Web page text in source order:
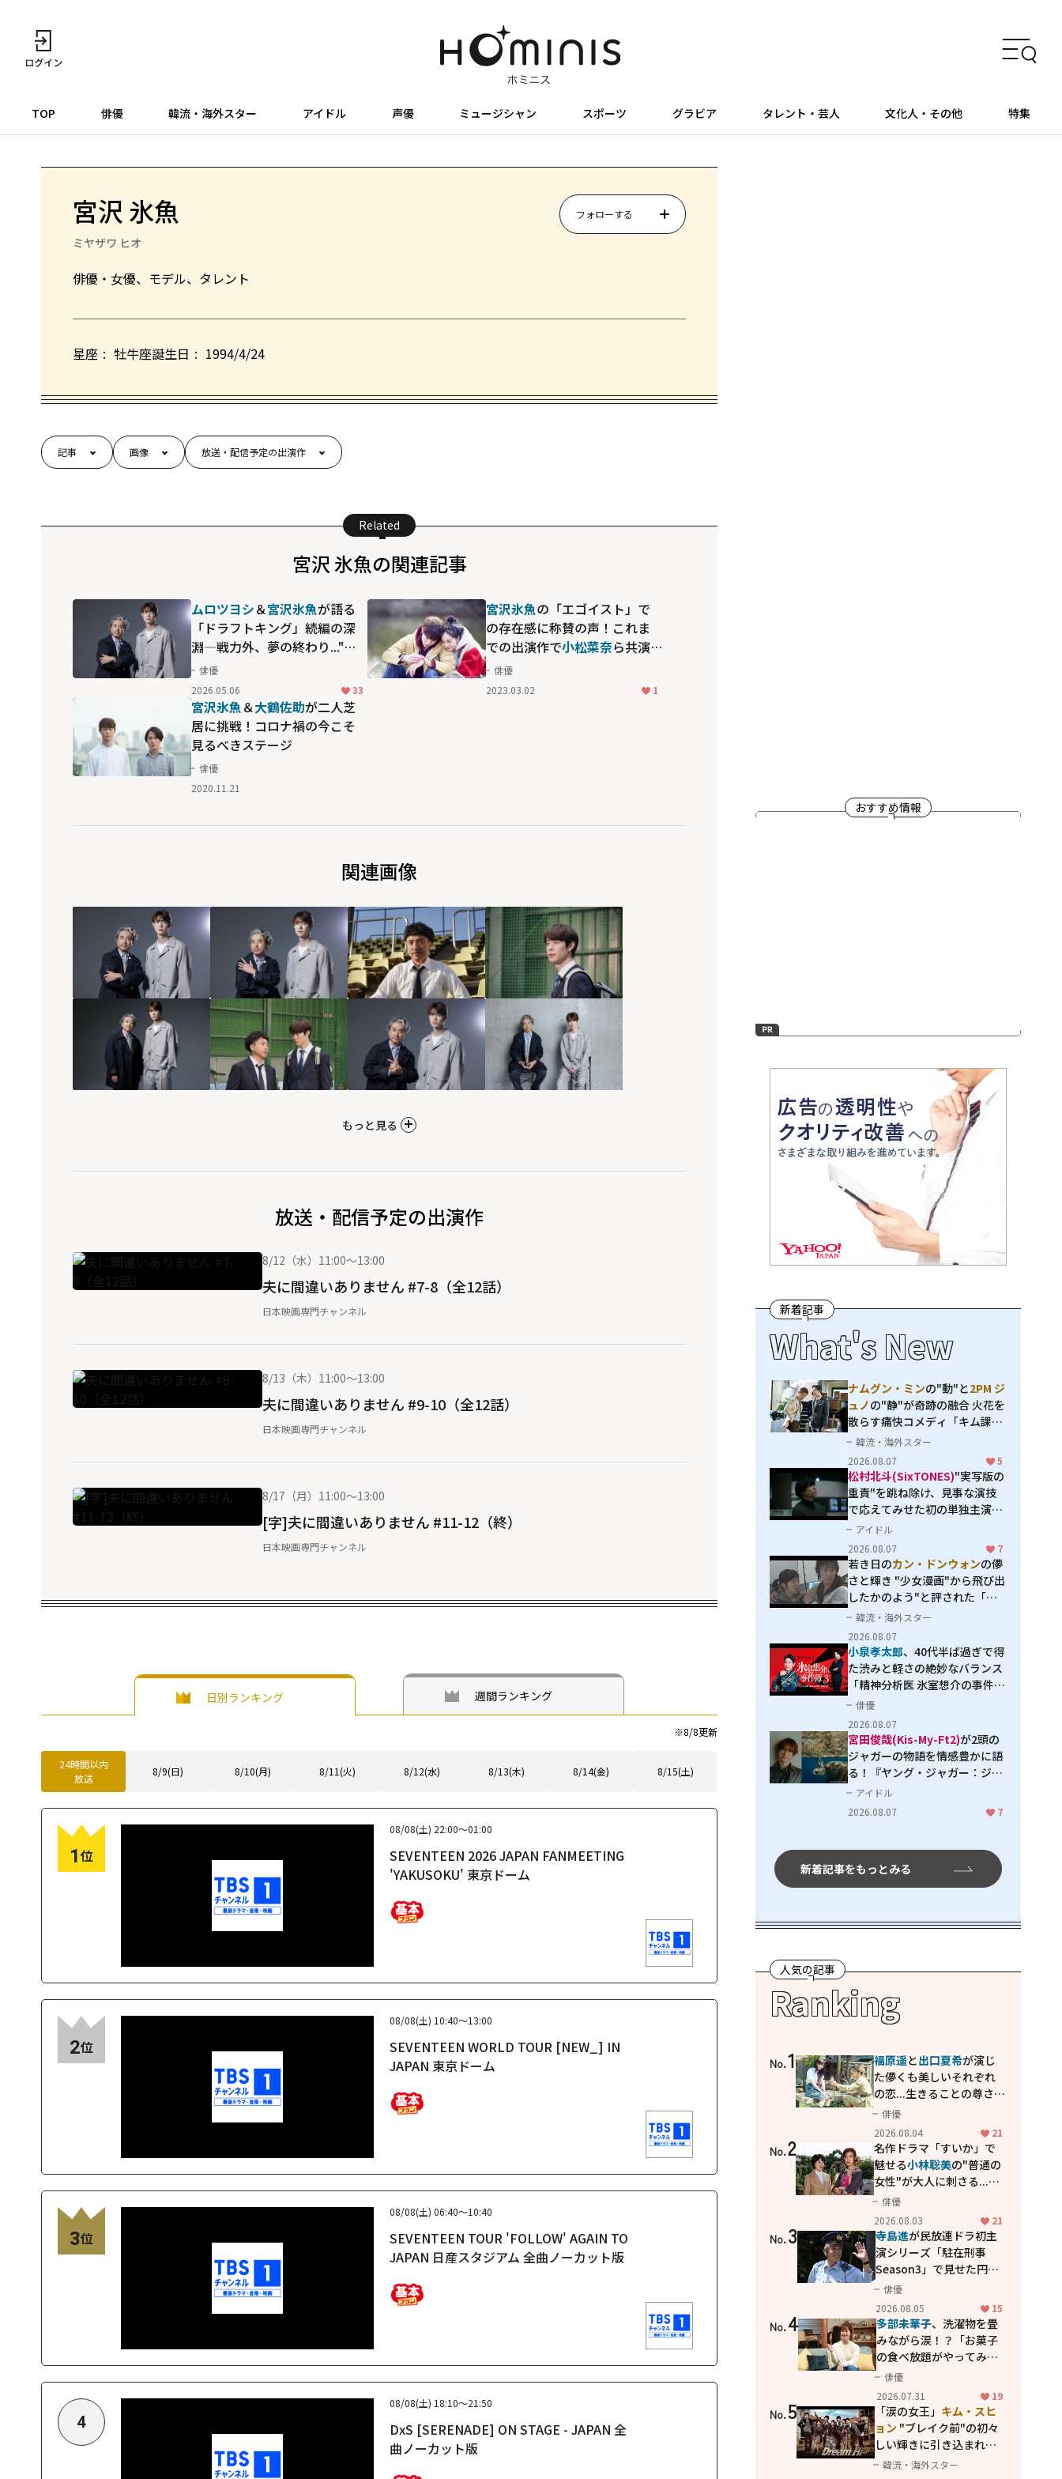
TOP 俳優 韓流・海外スター アイドル 声優 ミュージシャン スポーツ グラビア タレント・芸人 文化人・その他 特集
宮沢 氷魚
ミヤザワ ヒオ
俳優・女優、モデル、タレント
フォローする
星座 牡牛座誕生日 1994/4/24
記事 画像 放送・配信予定の出演作
Related
宮沢 氷魚の関連記事
ムロツヨシ＆宮沢氷魚が語る
「ドラフトキング」続編の深
淵―戦力外、夢の終わり..."ボ
ーダーライン"の向こう側を描
く喜び
俳優
2026.05.06
33
宮沢氷魚の「エゴイスト」で
の存在感に称賛の声！これま
での出演作で小松菜奈ら共演
者と作り上げた純度の高いラ
ブシーン
俳優
2023.03.02
1
宮沢氷魚＆大鶴佐助が二人芝
居に挑戦！コロナ禍の今こそ
見るべきステージ
俳優
2020.11.21
関連画像
もっと見る
放送・配信予定の出演作
8/12（水）11:00～13:00
夫に間違いありません #7-8（全12話）
日本映画専門チャンネル
8/13（木）11:00～13:00
夫に間違いありません #9-10（全12話）
日本映画専門チャンネル
8/17（月）11:00～13:00
[字]夫に間違いありません #11-12（終）
日本映画専門チャンネル
日別ランキング 週間ランキング
※8/8更新
24時間以内
放送
8/9(日) 8/10(月) 8/11(火) 8/12(水) 8/13(木) 8/14(金) 8/15(土)
1位
08/08(土) 22:00～01:00
SEVENTEEN 2026 JAPAN FANMEETING
'YAKUSOKU' 東京ドーム
2位
08/08(土) 10:40～13:00
SEVENTEEN WORLD TOUR [NEW_] IN
JAPAN 東京ドーム
3位
08/08(土) 06:40～10:40
SEVENTEEN TOUR 'FOLLOW' AGAIN TO
JAPAN 日産スタジアム 全曲ノーカット版
4
08/08(土) 18:10～21:50
DxS [SERENADE] ON STAGE - JAPAN 全
曲ノーカット版
おすすめ情報
新着記事
What's New
ナムグン・ミンの"動"と2PM ジ
ュノの"静"が奇跡の融合 火花を
散らす痛快コメディ「キム課長
とソ理事～Bravo! Your Life
～」
韓流・海外スター
2026.08.07
5
松村北斗(SixTONES)"実写版の
重責"を跳ね除け、見事な演技
で応えてみせた初の単独主演映
画「秒速5センチメートル」
アイドル
2026.08.07
7
若き日のカン・ドンウォンの儚
さと輝き "少女漫画"から飛び出
したかのよう"と評された「オ
オカミの誘惑」
韓流・海外スター
2026.08.07
小泉孝太郎、40代半ば過ぎで得
た渋みと軽さの絶妙なバランス
「精神分析医 氷室想介の事件簿
３」で見せる進化
俳優
2026.08.07
宮田俊哉(Kis-My-Ft2)が2頭の
ジャガーの物語を情感豊かに語
る！『ヤング・ジャガー：ジャ
ングル王への道』『ジャガーと
ウミガメの物語：熱帯林の守護
アイドル
2026.08.07
7
新着記事をもっとみる
人気の記事
Ranking
No.1 福原遥と出口夏希が演じ
た儚くも美しいそれぞれ
の恋...生きることの尊さを
教えてくれた映画「あの
花が咲く丘で、君とまた出
会えたら。」
俳優
2026.08.04
21
No.2
名作ドラマ「すいか」で
魅せる小林聡美の"普通の
女性"が大人に刺さる...映
画「かもめ食堂」にも通
じる静かな芝居
俳優
2026.08.03
21
No.3 寺島進が民放連ドラ初主
演シリーズ「駐在刑事
Season3」で見せた円熟
の演技
俳優
2026.08.05
15
No.4 多部未華子、洗濯物を畳
みながら涙！？「お菓子
の食べ放題がやってみた
い」ハンディファン4台の
暑さ対策も明かす
俳優
2026.07.31
19
No.5 「涙の女王」 キム・スヒ
ョン "ブレイク前"の初々
しい輝きに引き込まれ
る...2PM テギョン
韓流・海外スター